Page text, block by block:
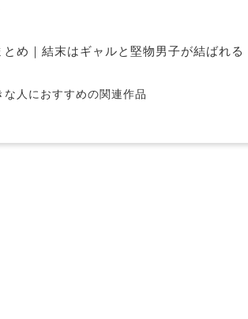
め｜結末はギャルと堅物男子が結ばれる
な人におすすめの関連作品